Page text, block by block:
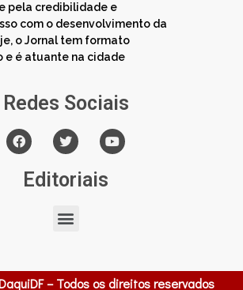
pela credibilidade e
com o desenvolvimento da
o Jornal tem formato
e é atuante na cidade
Redes Sociais
Editoriais
– Todos os direitos reservados